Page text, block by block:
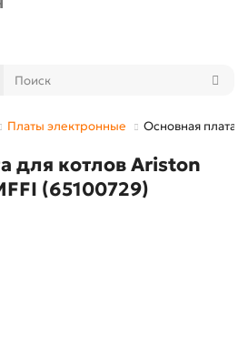
Платы электронные Основная плата
для котлов Ariston
(65100729)